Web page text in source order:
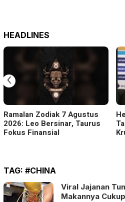
HEADLINES
Ramalan Zodiak 7 Agustus
2026: Leo Bersinar, Taurus
Fokus Finansial
‹
TAG: #CHINA
Viral Jajanan
Makannya